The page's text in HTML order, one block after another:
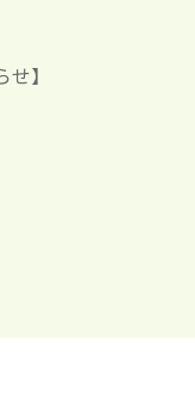
】